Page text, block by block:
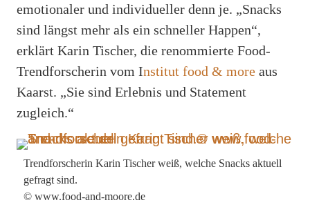
emotionaler und individueller denn je. „Snacks
sind längst mehr als ein schneller Happen“,
erklärt Karin Tischer, die renommierte Food-
Trendforscherin vom Institut food & more aus
Kaarst. „Sie sind Erlebnis und Statement
zugleich.“
Trendforscherin Karin Tischer weiß, welche Snacks aktuell
gefragt sind.
© www.food-and-moore.de